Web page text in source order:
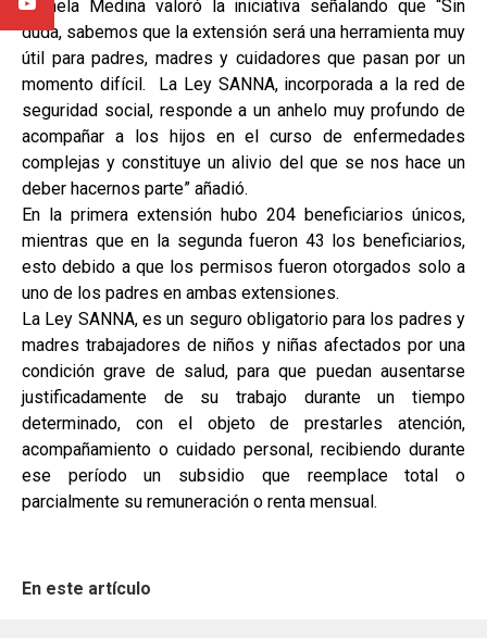
Pamela Medina valoró la iniciativa señalando que “Sin
duda, sabemos que la extensión será una herramienta muy
útil para padres, madres y cuidadores que pasan por un
momento difícil. La Ley SANNA, incorporada a la red de
seguridad social, responde a un anhelo muy profundo de
acompañar a los hijos en el curso de enfermedades
complejas y constituye un alivio del que se nos hace un
deber hacernos parte” añadió.
En la primera extensión hubo 204 beneficiarios únicos,
mientras que en la segunda fueron 43 los beneficiarios,
esto debido a que los permisos fueron otorgados solo a
uno de los padres en ambas extensiones.
La Ley SANNA, es un seguro obligatorio para los padres y
madres trabajadores de niños y niñas afectados por una
condición grave de salud, para que puedan ausentarse
justificadamente de su trabajo durante un tiempo
determinado, con el objeto de prestarles atención,
acompañamiento o cuidado personal, recibiendo durante
ese período un subsidio que reemplace total o
parcialmente su remuneración o renta mensual.
En este artículo